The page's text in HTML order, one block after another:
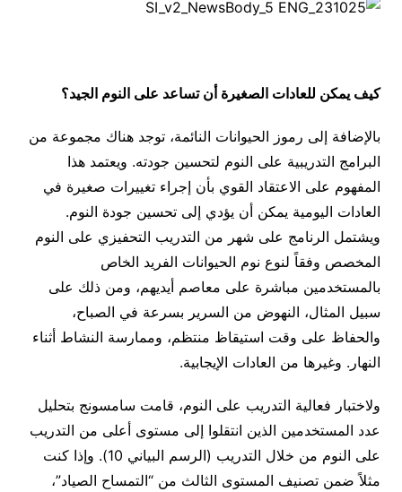
كيف يمكن للعادات الصغيرة أن تساعد على النوم الجيد؟
بالإضافة إلى رموز الحيوانات النائمة، توجد هناك مجموعة من
البرامج التدريبية على النوم لتحسين جودته. ويعتمد هذا
المفهوم على الاعتقاد القوي بأن إجراء تغييرات صغيرة في
العادات اليومية يمكن أن يؤدي إلى تحسين جودة النوم.
ويشتمل الرنامج على شهر من التدريب التحفيزي على النوم
المخصص وفقاً لنوع نوم الحيوانات الفريد الخاص
بالمستخدمين مباشرة على معاصم أيديهم، ومن ذلك على
سبيل المثال، النهوض من السرير بسرعة في الصباح،
والحفاظ على وقت استيقاظ منتظم، وممارسة النشاط أثناء
النهار. وغيرها من العادات الإيجابية.
ولاختبار فعالية التدريب على النوم، قامت سامسونج بتحليل
عدد المستخدمين الذين انتقلوا إلى مستوى أعلى من التدريب
على النوم من خلال التدريب (الرسم البياني 10). وإذا كنت
مثلاً ضمن تصنيف المستوى الثالث من “التمساح الصياد”،